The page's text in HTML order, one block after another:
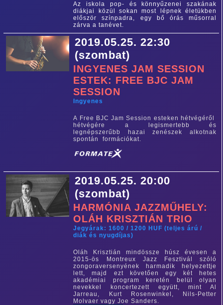
Az iskola pop- és könnyűzenei szakának
diákjai közül sokan most lépnek életükben
először színpadra, egy bő órás műsorral
zárva a tanévet.
2019.05.25. 22:30
(szombat)
INGYENES JAM SESSION
ESTEK: FREE BJC JAM
SESSION
Ingyenes
A Free BJC Jam Session esteken hétvégéről
hétvégére a legismertebb és
legnépszerűbb hazai zenészek alkotnak
spontán formációkat.
2019.05.25. 20:00
(szombat)
HARMÓNIA JAZZMŰHELY:
OLÁH KRISZTIÁN TRIO
Jegyárak: 1600 / 1200 HUF (teljes árú /
diák és nyugdíjas)
Oláh Krisztián mindössze húsz évesen a
2015-ös Montreux Jazz Fesztivál szóló
zongoraversenyének harmadik helyezettje
lett, majd ezt követően egy két hetes
akadémiai program keretén belül olyan
nevekkel koncertezett együtt, mint Al
Jarreau, Kurt Rosenwinkel, Nils-Petter
Molvaer vagy Joe Sanders.